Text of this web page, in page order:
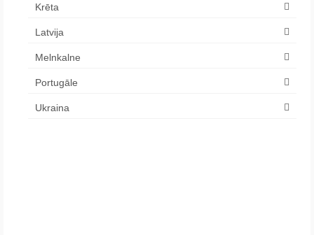
Krēta
Latvija
Melnkalne
Portugāle
Ukraina